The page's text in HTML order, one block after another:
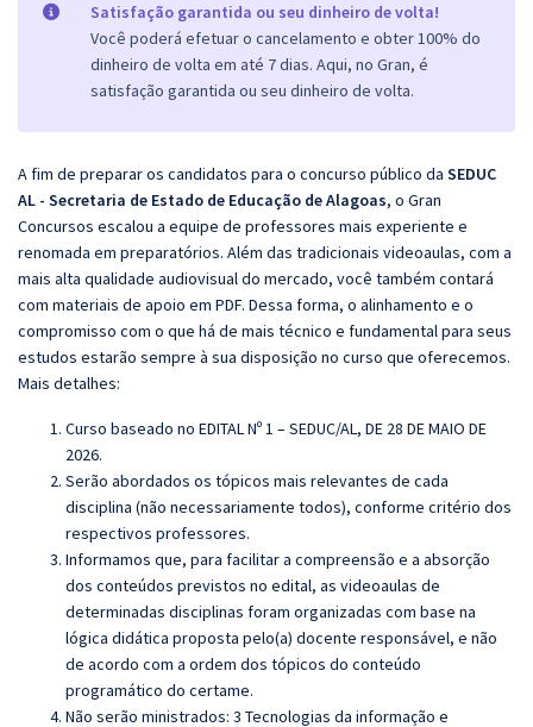
Satisfação garantida ou seu dinheiro de volta!
Você poderá efetuar o cancelamento e obter 100% do
dinheiro de volta em até 7 dias. Aqui, no Gran, é
satisfação garantida ou seu dinheiro de volta.
A fim de preparar os candidatos para o concurso público da SEDUC
AL - Secretaria de Estado de Educação de Alagoas, o Gran
Concursos escalou a equipe de professores mais experiente e
renomada em preparatórios. Além das tradicionais videoaulas, com a
mais alta qualidade audiovisual do mercado, você também contará
com materiais de apoio em PDF. Dessa forma, o alinhamento e o
compromisso com o que há de mais técnico e fundamental para seus
estudos estarão sempre à sua disposição no curso que oferecemos.
Mais detalhes:
Curso baseado no EDITAL Nº 1 – SEDUC/AL, DE 28 DE MAIO DE
2026.
Serão abordados os tópicos mais relevantes de cada
disciplina (não necessariamente todos), conforme critério dos
respectivos professores.
Informamos que, para facilitar a compreensão e a absorção
dos conteúdos previstos no edital, as videoaulas de
determinadas disciplinas foram organizadas com base na
lógica didática proposta pelo(a) docente responsável, e não
de acordo com a ordem dos tópicos do conteúdo
programático do certame.
Não serão ministrados: 3 Tecnologias da informação e